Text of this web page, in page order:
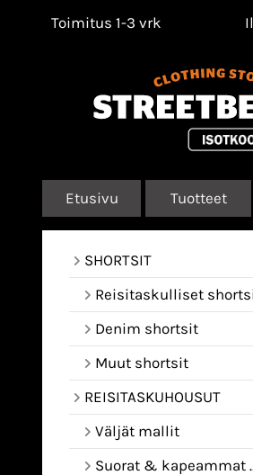
Toimitus 1-3 vrk
Etusivu Tuotteet
SHORTSIT
Reisitaskulliset
Denim shortsit
Muut shortsit
REISITASKUHOUSUT
Väljät mallit
Suorat & kapeammat mallit